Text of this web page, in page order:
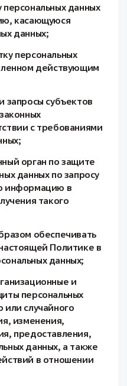
данных
касающуюся
данных;
персональных
действующим
запросы субъектов
с требованиями
орган по защите
данных по запросу
информацию в
такого
обеспечивать
Политике в
данных;
и
персональных
случайного
изменения,
предоставления,
данных, а также
в отношении